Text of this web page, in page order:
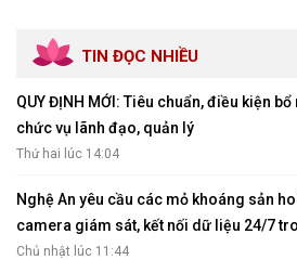
TIN ĐỌC NHIỀU
QUY ĐỊNH MỚI: Tiêu chuẩn, điều kiện
chức vụ lãnh đạo, quản lý
Thứ hai lúc 14:04
Nghệ An yêu cầu các mỏ khoáng sản
camera giám sát, kết nối dữ liệu 24/7
Chủ nhật lúc 11:44